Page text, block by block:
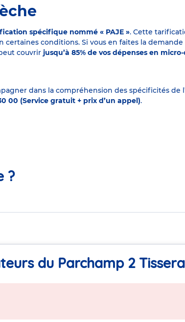
spécifique nommé « PAJE ». Cette
conditions. Si vous en faites la
couvrir jusqu’à 85% de vos dépenses en
dans la compréhension des spécificités de
00 (Service gratuit + prix d’un appel).
?
du Parchamp 2